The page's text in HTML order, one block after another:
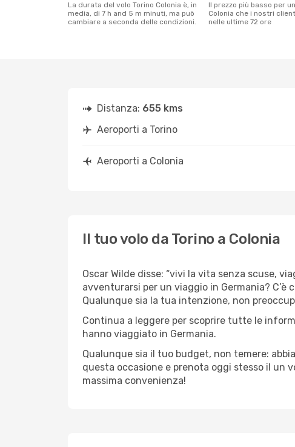
La durata del volo Torino Colonia è, in
media, di 7 h and 5 m minuti, ma può
cambiare a seconda delle condizioni.
Il prezzo più basso per un volo Torino
Colonia che i nostri
nelle ultime 72 ore
Distanza: 655 kms
Aeroporti a Torino
Aeroporti a Colonia
Il tuo volo da Torino a Colonia
Oscar Wilde disse: “vivi la vita senza scuse,
avventurarsi per un viaggio in Germania?
Qualunque sia la tua intenzione, non
Continua a leggere per scoprire tutte le
hanno viaggiato in Germania.
Qualunque sia il tuo budget, non temere:
questa occasione e prenota oggi stesso il un
massima convenienza!